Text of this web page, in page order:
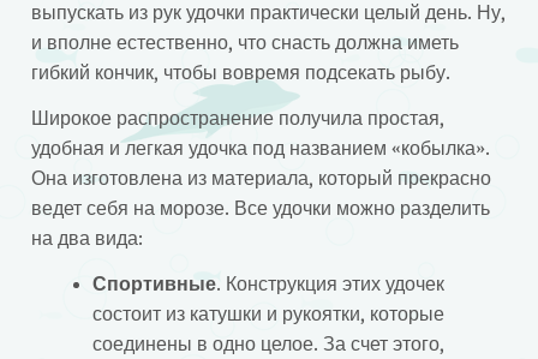
выпускать из рук удочки практически целый день. Ну,
и вполне естественно, что снасть должна иметь
гибкий кончик, чтобы вовремя подсекать рыбу.
Широкое распространение получила простая,
удобная и легкая удочка под названием «кобылка».
Она изготовлена из материала, который прекрасно
ведет себя на морозе. Все удочки можно разделить
на два вида:
Спортивные. Конструкция этих удочек
состоит из катушки и рукоятки, которые
соединены в одно целое. За счет этого,